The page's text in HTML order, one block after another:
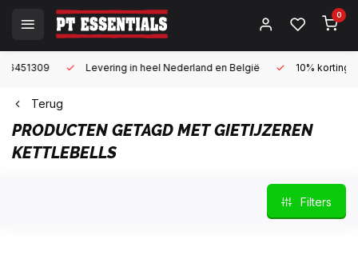
0
Levering in heel Nederland en België 10% korting met een
Terug
PRODUCTEN GETAGD MET GIETIJZEREN
KETTLEBELLS
Filters